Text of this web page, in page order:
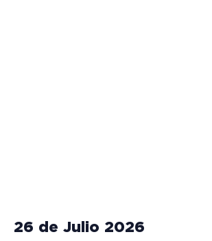
26 de Julio 2026